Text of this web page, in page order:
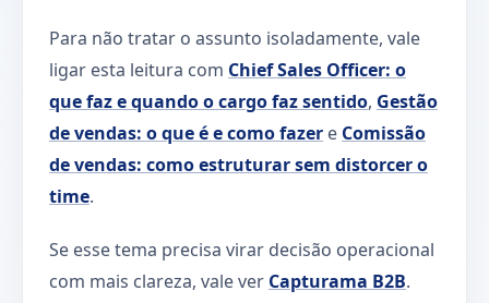
Para não tratar o assunto isoladamente, vale
ligar esta leitura com Chief Sales Officer: o
que faz e quando o cargo faz sentido, Gestão
de vendas: o que é e como fazer e Comissão
de vendas: como estruturar sem distorcer o
time.
Se esse tema precisa virar decisão operacional
com mais clareza, vale ver Capturama B2B.